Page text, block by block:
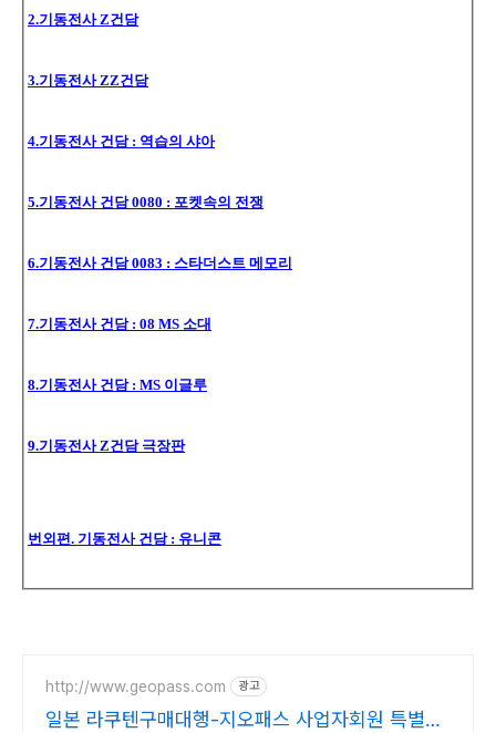
2.기동전사 Z건담
3.기동전사 ZZ건담
4.기동전사 건담 : 역습의 샤아
5.기동전사 건담 0080 : 포켓속의 전쟁
6.기동전사 건담 0083 : 스타더스트 메모리
7.기동전사 건담 : 08 MS 소대
8.기동전사 건담 : MS 이글루
9.기동전사 Z건담 극장판
번외편. 기동전사 건담 : 유니콘
http://www.geopass.com 광고
일본 라쿠텐구매대행-지오패스 사업자회원 특별혜